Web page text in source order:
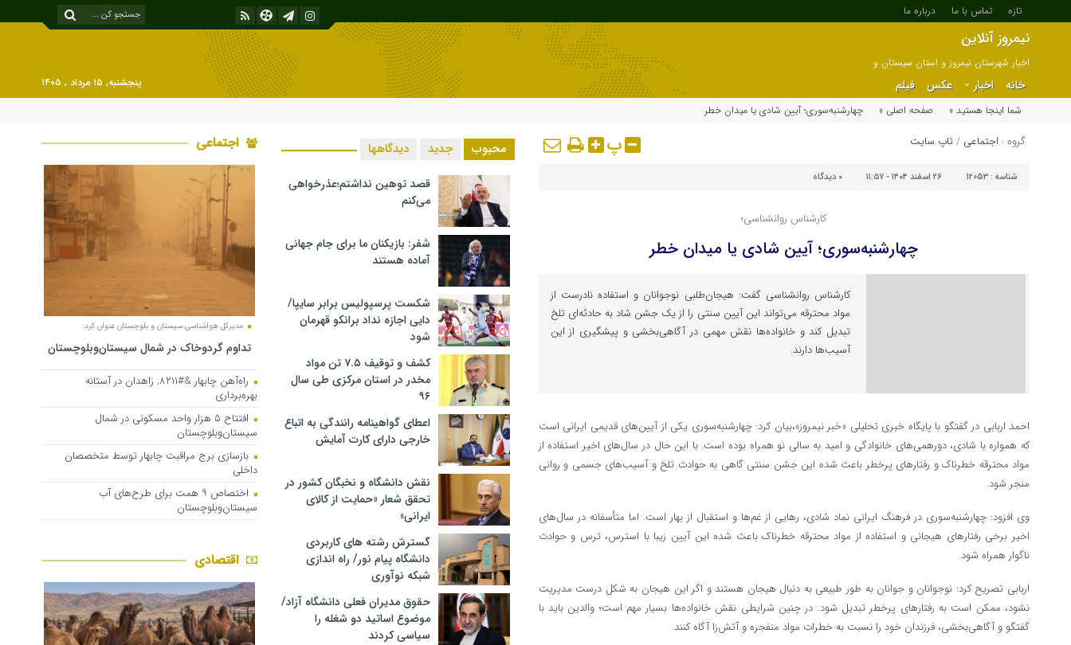
تازه تماس با ما درباره ما
نیمروز آنلاین
اخبار شهرستان نیمروز و استان سیستان و
بلوچستان
خانه اخبار عکس فیلم
پنجشنبه, ۱۵ مرداد , ۱۴۰۵
شما اینجا هستید »
صفحه اصلی » چهارشنبه‌سوری؛ آیین شادی یا میدان خطر
گروه : اجتماعی /تاپ سایت پ
شناسه : 12053 ۲۶ اسفند ۱۴۰۴ - ۱۱:۵۷ ۰ دیدگاه
کارشناس روانشناسی؛
چهارشنبه‌سوری؛ آیین شادی یا میدان خطر
کارشناس روانشناسی گفت: هیجان‌طلبی نوجوانان و استفاده نادرست از
مواد محترقه می‌تواند این آیین سنتی را از یک جشن شاد به حادثه‌ای تلخ
تبدیل کند و خانواده‌ها نقش مهمی در آگاهی‌بخشی و پیشگیری از این
آسیب‌ها دارند.
احمد اربابی در گفتگو با پایگاه خبری تحلیلی «خبر نیمروز»،بیان کرد: چهارشنبه‌سوری یکی از آیین‌های قدیمی ایرانی است
که همواره با شادی، دورهمی‌های خانوادگی و امید به سالی نو همراه بوده است. با این حال در سال‌های اخیر استفاده از
مواد محترقه خطرناک و رفتارهای پرخطر باعث شده این جشن سنتی گاهی به حوادث تلخ و آسیب‌های جسمی و روانی
منجر شود.
وی افزود: چهارشنبه‌سوری در فرهنگ ایرانی نماد شادی، رهایی از غم‌ها و استقبال از بهار است. اما متأسفانه در سال‌های
اخیر برخی رفتارهای هیجانی و استفاده از مواد محترقه خطرناک باعث شده این آیین زیبا با استرس، ترس و حوادث
ناگوار همراه شود.
اربابی تصریح کرد: نوجوانان و جوانان به طور طبیعی به دنبال هیجان هستند و اگر این هیجان به شکل درست مدیریت
نشود، ممکن است به رفتارهای پرخطر تبدیل شود. در چنین شرایطی نقش خانواده‌ها بسیار مهم است؛ والدین باید با
گفتگو و آگاهی‌بخشی، فرزندان خود را نسبت به خطرات مواد منفجره و آتش‌زا آگاه کنند.
محبوب جدید دیدگاهها
قصد توهین نداشتم؛عذرخواهی
می‌کنم
شفر: بازیکنان ما برای جام جهانی
آماده هستند
شکست پرسپولیس برابر سایپا/
دایی اجازه نداد برانکو قهرمان
شود
کشف و توقیف ۷.۵ تن مواد
مخدر در استان مرکزی طی سال
۹۶
اعطای گواهینامه رانندگی به اتباع
خارجی دارای کارت آمایش
نقش دانشگاه و نخبگان کشور در
تحقق شعار «حمایت از کالای
ایرانی»
گسترش رشته های کاربردی
دانشگاه پیام نور/ راه اندازی
شبکه نوآوری
حقوق مدیران فعلی دانشگاه آزاد/
موضوع اساتید دو شغله را
سیاسی کردند
اجتماعی
مدیرکل هواشناسی سیستان و بلوچستان عنوان کرد:
تداوم گردوخاک در شمال سیستان‌وبلوچستان
راه‌آهن چابهار &#۸۲۱۱; زاهدان در آستانه
بهره‌برداری
افتتاح ۵ هزار واحد مسکونی در شمال
سیستان‌وبلوچستان
بازسازی برج مراقبت چابهار توسط متخصصان
داخلی
اختصاص ۹ همت برای طرح‌های آب
سیستان‌وبلوچستان
اقتصادی